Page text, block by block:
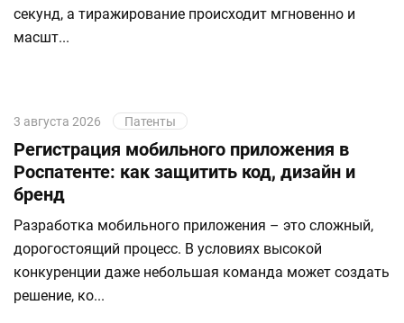
секунд, а тиражирование происходит мгновенно и
масшт...
3 августа 2026 Патенты
Регистрация мобильного приложения в
Роспатенте: как защитить код, дизайн и
бренд
Разработка мобильного приложения – это сложный,
дорогостоящий процесс. В условиях высокой
конкуренции даже небольшая команда может создать
решение, ко...